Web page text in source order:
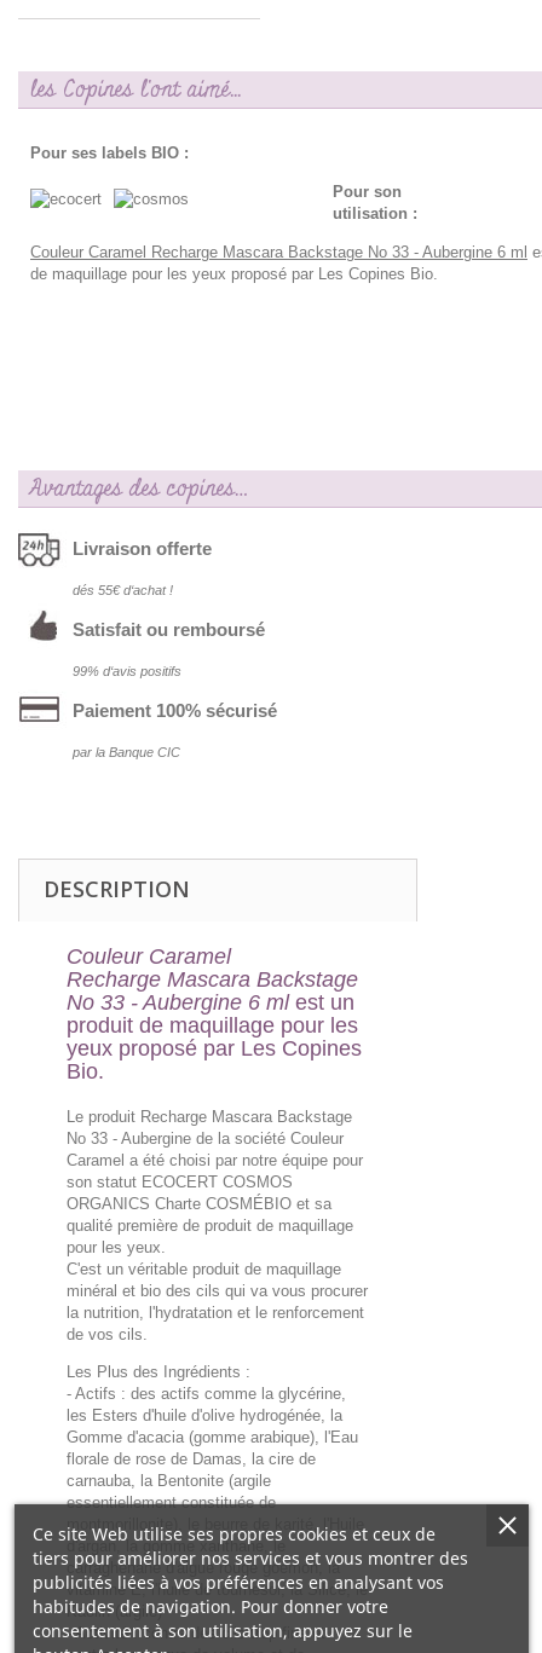
les Copines l'ont aimé...
Pour ses labels BIO :
Pour son
utilisation :
Couleur Caramel Recharge Mascara Backstage No 33 - Aubergine 6 ml
de maquillage pour les yeux proposé par Les Copines Bio.
Avantages des copines…
Livraison offerte
dés 55€ d‘achat !
Satisfait ou remboursé
99% d‘avis positifs
Paiement 100% sécurisé
par la Banque CIC
DESCRIPTION
Couleur Caramel
Recharge Mascara Backstage
No 33 - Aubergine 6 mlest un
produit de maquillage pour les
yeux proposé par Les Copines
Bio.
Le produit Recharge Mascara Backstage
No 33 - Aubergine de la société Couleur
Caramel a été choisi par notre équipe pour
son statut ECOCERT COSMOS
ORGANICS Charte COSMÉBIO et sa
qualité première de produit de maquillage
pour les yeux.
C'est un véritable produit de maquillage
minéral et bio des cils qui va vous procurer
la nutrition, l'hydratation et le renforcement
de vos cils.
Les Plus des Ingrédients :
- Actifs : des actifs comme la glycérine,
les Esters d'huile d'olive hydrogénée, la
Gomme d'acacia (gomme arabique), l'Eau
florale de rose de Damas, la cire de
carnauba, la Bentonite (argile
essentiellement constituée de
montmorillonite), le beurre de karité, l'Huile
d'argan, la gomme xanthane, le
carraghénane d'algue rouge goémon, la
vitamine E, l'huile de tournesol, la Silice, le
Kaolin (argile)
- Activité : contre des cils trop fins et
Ce site Web utilise ses propres cookies et ceux de
tiers pour améliorer nos services et vous montrer des
publicités liées à vos préférences en analysant vos
habitudes de navigation. Pour donner votre
consentement à son utilisation, appuyez sur le